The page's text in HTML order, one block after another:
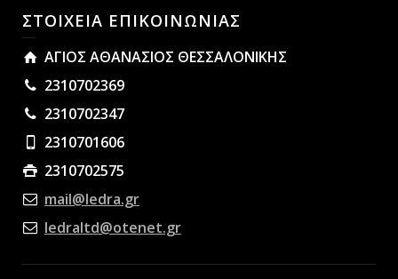
ΣΤΟΙΧΕΙΑ ΕΠΙΚΟΙΝΩΝΙΑΣ
ΑΓΙΟΣ ΑΘΑΝΑΣΙΟΣ ΘΕΣΣΑΛΟΝΙΚΗΣ
2310702369
2310702347
2310701606
2310702575
mail@ledra.gr
ledraltd@otenet.gr